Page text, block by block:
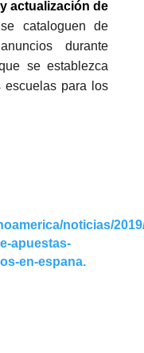
actualización de
cataloguen de
durante
se establezca
escuelas para los
noticias/
apuestas-
en-espana.